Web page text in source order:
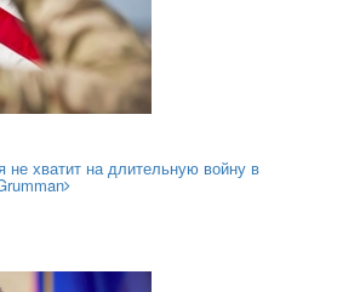
не хватит на длительную войну в